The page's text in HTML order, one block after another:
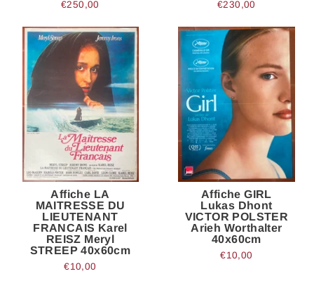
€250,00 €230,00
Affiche LA
MAITRESSE DU
LIEUTENANT
FRANCAIS Karel
REISZ Meryl
STREEP 40x60cm
€10,00
Affiche GIRL
Lukas Dhont
VICTOR POLSTER
Arieh Worthalter
40x60cm
€10,00